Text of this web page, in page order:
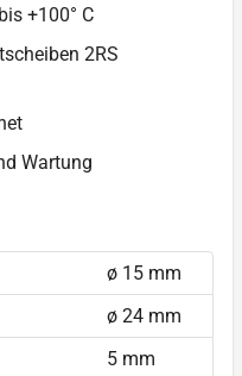
+100° C
2RS
Wartung
ø 15 mm
ø 24 mm
5 mm